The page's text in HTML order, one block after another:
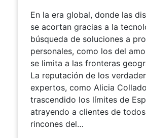
En la era global, donde las
se acortan gracias a la
búsqueda de soluciones a
personales, como los del
se limita a las fronteras
La reputación de los
expertos, como Alicia
trascendido los límites de
atrayendo a clientes de
rincones del…